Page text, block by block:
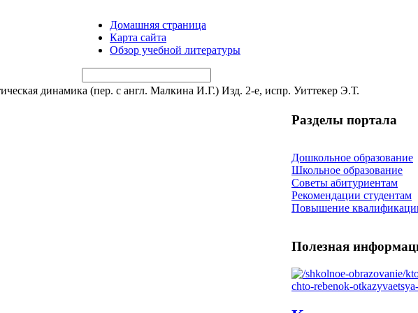
Домашняя страница
Карта сайта
Обзор учебной литературы
динамика (пер. с англ. Малкина И.Г.) Изд. 2-е, испр. Уиттекер Э.Т.
Разделы портала
Дошкольное образование
Школьное образование
Советы абитуриентам
Рекомендации студентам
Повышение
Полезная